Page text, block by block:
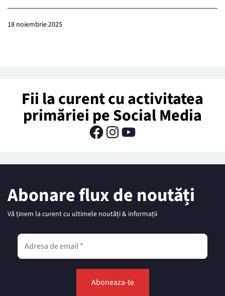
18 noiembrie 2025
Fii la curent cu activitatea
primăriei pe Social Media
Abonare flux de noutăți
Vă ținem la curent cu ultimele noutăți & informații